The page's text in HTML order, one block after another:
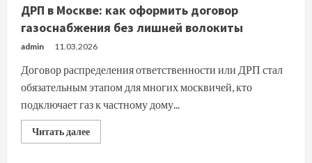
стабильного
газоснабжения
ДРП в Москве: как оформить договор
газоснабжения без лишней волокиты
admin 11.03.2026
Договор распределения ответственности или ДРП стал
обязательным этапом для многих москвичей, кто
подключает газ к частному дому...
Читать далееПрочитать
больше